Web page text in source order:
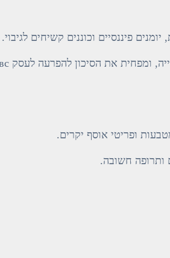
פיננסיים וכוננים קשיחים לגיבוי.
ופריטי אוסף יקרים.
ותרופה חשובה.